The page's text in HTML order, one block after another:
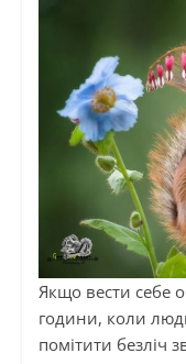
Якщо вести себе
години, коли
помітити безліч